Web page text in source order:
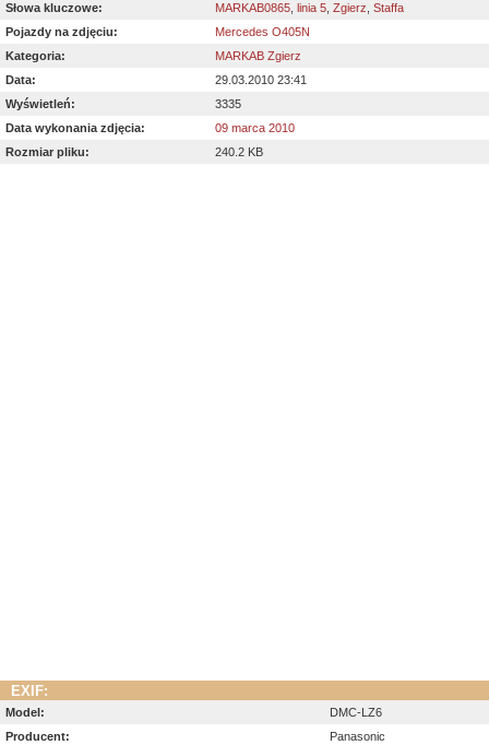
Słowa kluczowe:
MARKAB0865 linia 5 Zgierz Staffa
Pojazdy na zdjęciu:
Mercedes O405N
Kategoria:
MARKAB Zgierz
Data:
29.03.2010 23:41
Wyświetleń:
3335
Data wykonania zdjęcia:
09 marca 2010
Rozmiar pliku:
240.2 KB
EXIF:
Model:
DMC-LZ6
Producent:
Panasonic